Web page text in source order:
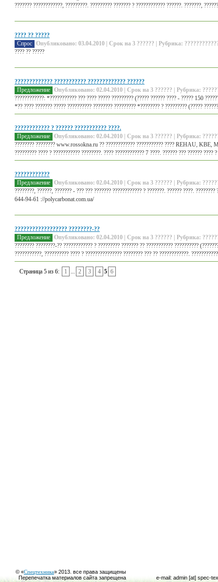
??????? ????????????, ?????????. ????????? ??????? ? ???????????? ??????. ???????,
???? ?? ?????
Спрос Опубликовано: 03.04.2010 | Срок на 3 ?????? | Рубрика:
???? ?? ?????
????????????? ??????????? ????????????? ??????
Предложение Опубликовано: 02.04.2010 | Срок на 3 ?????? | Рубрика:
????????????: *??????????? ??? ???? ????? ????????? (????? ?????? ???? - ????? 150
*?? ???? ??????? ????? ?????????? ???????? ????????? *???????? ? ????????? (?????
???????????? ? ?????? ??????????? ????.
Предложение Опубликовано: 02.04.2010 | Срок на 3 ?????? | Рубрика:
???????? ???????? www.rossokna.ru ?? ???????????? ??????????? ???? REHAU,
????????? ???? ? ??????????? ????????. ???? ???????????? 7 ????. ?????? ??? ?????? ????
????????????
Предложение Опубликовано: 02.04.2010 | Срок на 3 ?????? | Рубрика:
????????, ??????, ??????? - ??? ??? ??????? ???????????? ? ???????. ?????? ????.
644-94-61 ://polycarbonat.com.ua/
?????????????????? ????????-??
Предложение Опубликовано: 02.04.2010 | Срок на 3 ?????? | Рубрика:
???????? ????????-?? ???????????? ? ????????? ??????? ?? ??????????? ??????????
???????????, ?????????? ???? ? ??????????????? ???????? ??? ?? ????????????.
Страница 5 из 6: 1 ... 2 3 4 5 6
© «Спецтехника» 2013. все права защищены
Перепечатка материалов сайта запрещена
e-mail: admin [at] spec-